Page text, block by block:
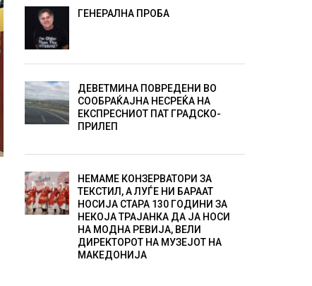
ГЕНЕРАЛНА ПРОБА
ДЕВЕТМИНА ПОВРЕДЕНИ ВО
СООБРАЌАЈНА НЕСРЕЌА НА
ЕКСПРЕСНИОТ ПАТ ГРАДСКО-
ПРИЛЕП
НЕМАМЕ КОНЗЕРВАТОРИ ЗА
ТЕКСТИЛ, А ЛУЃЕ НИ БАРААТ
НОСИЈА СТАРА 130 ГОДИНИ ЗА
НЕКОЈА ТРАЈАНКА ДА ЈА НОСИ
НА МОДНА РЕВИЈА, ВЕЛИ
ДИРЕКТОРОТ НА МУЗЕЈОТ НА
МАКЕДОНИЈА